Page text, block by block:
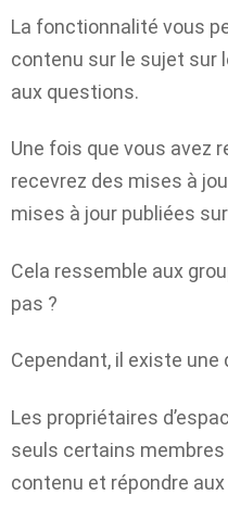
La fonctionnalité vous
contenu sur le sujet sur
aux questions.
Une fois que vous avez
recevrez des mises à
mises à jour publiées
Cela ressemble aux
pas ?
Cependant, il existe
Les propriétaires
seuls certains
contenu et répondre